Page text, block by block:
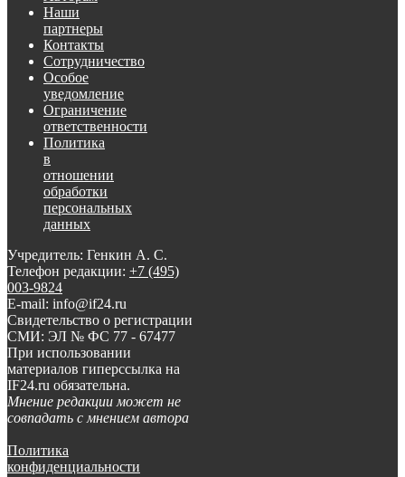
Наши
партнеры
Контакты
Сотрудничество
Особое
уведомление
Ограничение
ответственности
Политика
в
отношении
обработки
персональных
данных
Учредитель: Генкин А. С.
Телефон редакции: +7 (495)
003-9824
E-mail: info@if24.ru
Свидетельство о регистрации
СМИ: ЭЛ № ФС 77 - 67477
При использовании
материалов гиперссылка на
IF24.ru обязательна.
Мнение редакции может не
совпадать с мнением автора
Политика
конфиденциальности